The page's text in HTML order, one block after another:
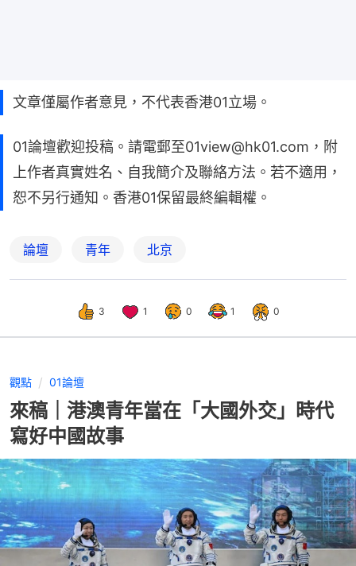
文章僅屬作者意見，不代表香港01立場。
01論壇歡迎投稿。請電郵至01view@hk01.com，附
上作者真實姓名、自我簡介及聯絡方法。若不適用，
恕不另行通知。香港01保留最終編輯權。
論壇 青年 北京
3 1 0 1 0
觀點 01論壇
來稿｜港澳青年當在「大國外交」時代
寫好中國故事